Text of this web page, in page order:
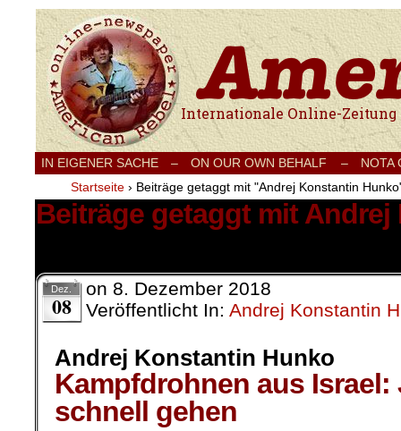
Internationale Onlinezeitung für Frieden,
IN EIGENER SACHE – ON OUR OWN BEHALF –
NOTA
Startseite › Beiträge getaggt mit "Andrej Konstantin
Beiträge getaggt mit
Dez.
08
on 8. Dezember 2018
Veröffentlicht In: Andrej Konstantin
Andrej Konstantin Hunko
Kampfdrohnen aus Israel:
schnell gehen